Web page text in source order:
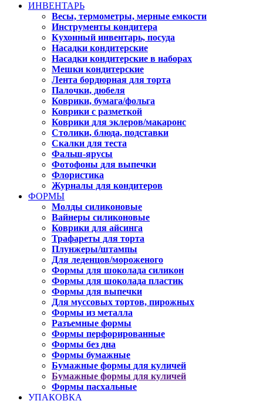
ИНВЕНТАРЬ
Весы, термометры, мерные емкости
Инструменты кондитера
Кухонный инвентарь, посуда
Насадки кондитерские
Насадки кондитерские в наборах
Мешки кондитерские
Лента бордюрная для торта
Палочки, дюбеля
Коврики, бумага/фольга
Коврики с разметкой
Коврики для эклеров/макаронс
Столики, блюда, подставки
Скалки для теста
Фальш-ярусы
Фотофоны для выпечки
Флористика
Журналы для кондитеров
ФОРМЫ
Молды силиконовые
Вайнеры силиконовые
Коврики для айсинга
Трафареты для торта
Плунжеры/штампы
Для леденцов/мороженого
Формы для шоколада силикон
Формы для шоколада пластик
Формы для выпечки
Для муссовых тортов, пирожных
Формы из металла
Разъемные формы
Формы перфорированные
Формы без дна
Формы бумажные
Бумажные формы для куличей
Бумажные формы для куличей
Формы пасхальные
УПАКОВКА